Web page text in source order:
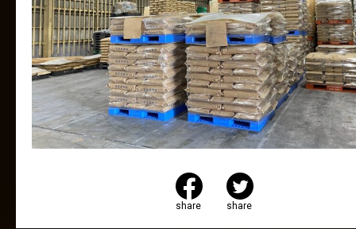
share share